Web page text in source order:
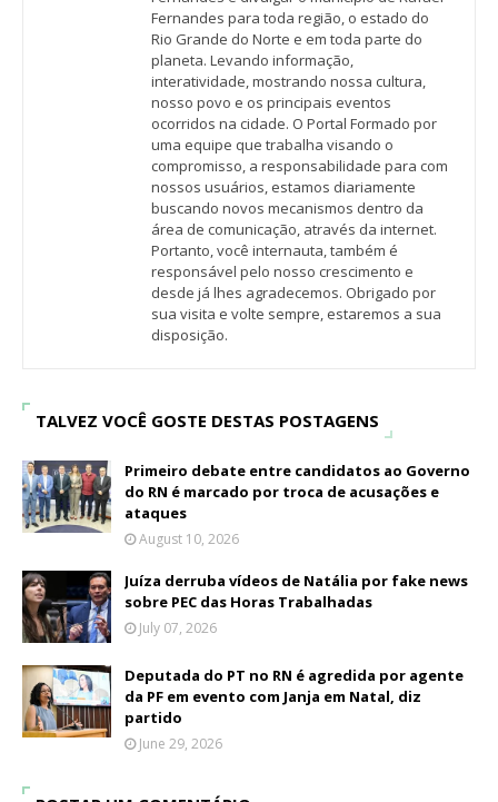
Fernandes para toda região, o estado do
Rio Grande do Norte e em toda parte do
planeta. Levando informação,
interatividade, mostrando nossa cultura,
nosso povo e os principais eventos
ocorridos na cidade. O Portal Formado por
uma equipe que trabalha visando o
compromisso, a responsabilidade para com
nossos usuários, estamos diariamente
buscando novos mecanismos dentro da
área de comunicação, através da internet.
Portanto, você internauta, também é
responsável pelo nosso crescimento e
desde já lhes agradecemos. Obrigado por
sua visita e volte sempre, estaremos a sua
disposição.
TALVEZ VOCÊ GOSTE DESTAS POSTAGENS
Primeiro debate entre candidatos ao Governo
do RN é marcado por troca de acusações e
ataques
August 10, 2026
Juíza derruba vídeos de Natália por fake news
sobre PEC das Horas Trabalhadas
July 07, 2026
Deputada do PT no RN é agredida por agente
da PF em evento com Janja em Natal, diz
partido
June 29, 2026